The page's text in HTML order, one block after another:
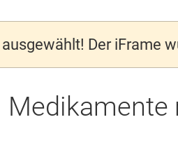
Der iFrame
Medikamente